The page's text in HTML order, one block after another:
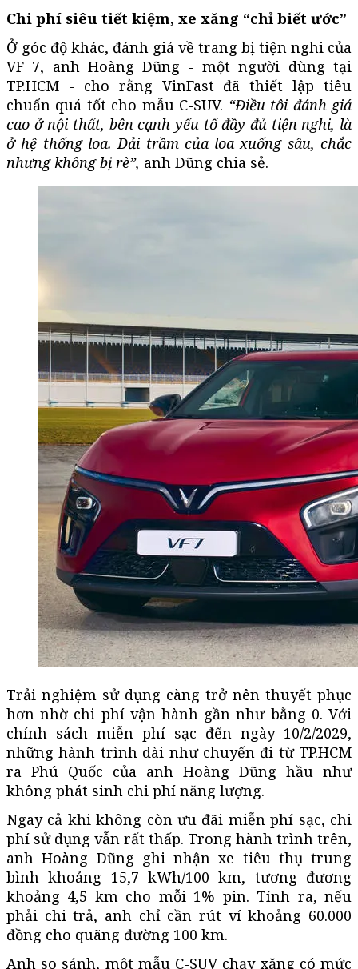
Chi phí siêu tiết kiệm, xe xăng “chỉ biết ước”
Ở góc độ khác, đánh giá về trang bị tiện nghi của
VF 7, anh Hoàng Dũng - một người dùng tại
TP.HCM - cho rằng VinFast đã thiết lập tiêu
chuẩn quá tốt cho mẫu C-SUV. “Điều tôi đánh giá
cao ở nội thất, bên cạnh yếu tố đầy đủ tiện nghi, là
ở hệ thống loa. Dải trầm của loa xuống sâu, chắc
nhưng không bị rè”, anh Dũng chia sẻ.
Trải nghiệm sử dụng càng trở nên thuyết phục
hơn nhờ chi phí vận hành gần như bằng 0. Với
chính sách miễn phí sạc đến ngày 10/2/2029,
những hành trình dài như chuyến đi từ TP.HCM
ra Phú Quốc của anh Hoàng Dũng hầu như
không phát sinh chi phí năng lượng.
Ngay cả khi không còn ưu đãi miễn phí sạc, chi
phí sử dụng vẫn rất thấp. Trong hành trình trên,
anh Hoàng Dũng ghi nhận xe tiêu thụ trung
bình khoảng 15,7 kWh/100 km, tương đương
khoảng 4,5 km cho mỗi 1% pin. Tính ra, nếu
phải chi trả, anh chỉ cần rút ví khoảng 60.000
đồng cho quãng đường 100 km.
Anh so sánh, một mẫu C-SUV chạy xăng có mức